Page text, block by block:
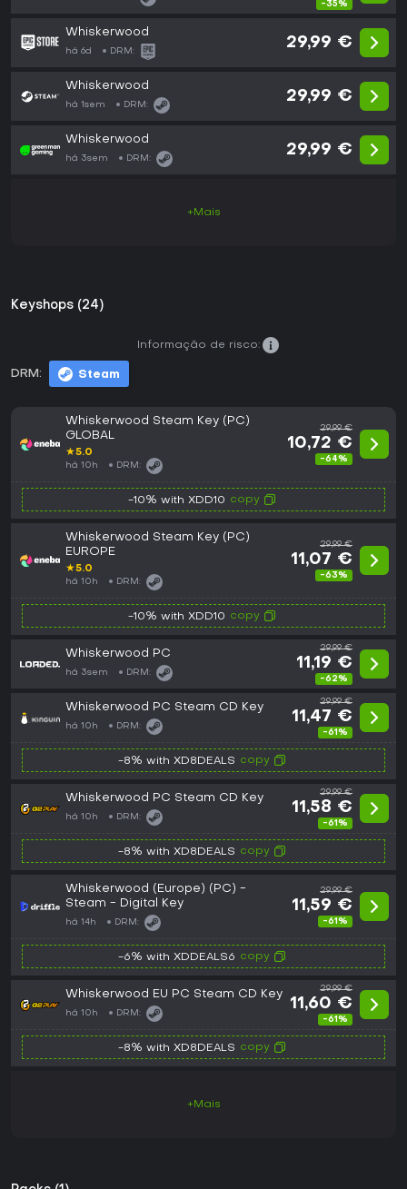
-35%
Whiskerwood
há 6d DRM:
29,99 €
Whiskerwood
há 1sem DRM:
29,99 €
Whiskerwood
há 3sem DRM:
29,99 €
+Mais
Keyshops (24)
DRM: Steam
Informação de risco:
Whiskerwood Steam Key (PC)
GLOBAL
★5.0
há 10h DRM:
29,99 €
10,72 €
-64%
-10% with XDD10 copy
Whiskerwood Steam Key (PC)
EUROPE
★5.0
há 10h DRM:
29,99 €
11,07 €
-63%
-10% with XDD10 copy
Whiskerwood PC
há 3sem DRM:
29,99 €
11,19 €
-62%
Whiskerwood PC Steam CD Key
há 10h DRM:
29,99 €
11,47 €
-61%
-8% with XD8DEALS copy
Whiskerwood PC Steam CD Key
há 10h DRM:
29,99 €
11,58 €
-61%
-8% with XD8DEALS copy
Whiskerwood (Europe) (PC) -
Steam - Digital Key
há 14h DRM:
29,99 €
11,59 €
-61%
-6% with XDDEALS6 copy
Whiskerwood EU PC Steam CD Key
há 10h DRM:
29,99 €
11,60 €
-61%
-8% with XD8DEALS copy
+Mais